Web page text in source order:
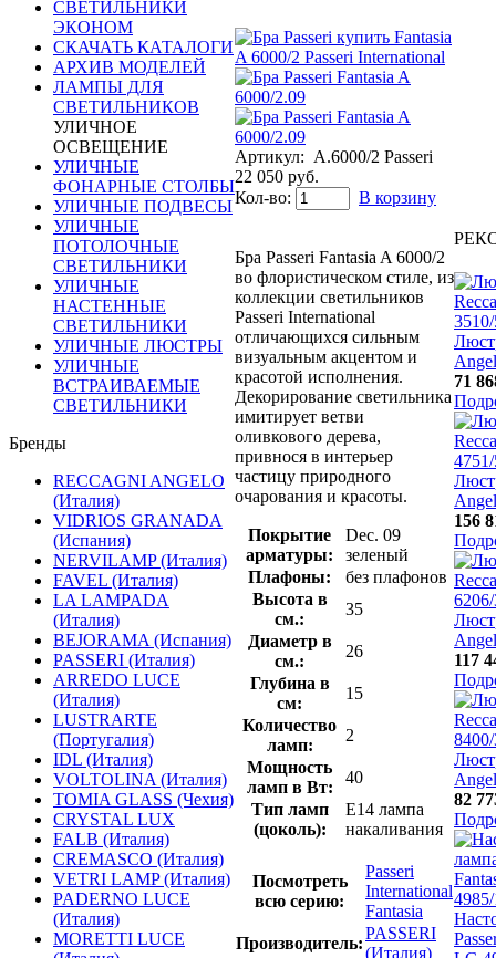
СВЕТИЛЬНИКИ
ЭКОНОМ
СКАЧАТЬ КАТАЛОГИ
АРХИВ МОДЕЛЕЙ
ЛАМПЫ ДЛЯ
СВЕТИЛЬНИКОВ
УЛИЧНОЕ
ОСВЕЩЕНИЕ
УЛИЧНЫЕ
ФОНАРНЫЕ СТОЛБЫ
УЛИЧНЫЕ ПОДВЕСЫ
УЛИЧНЫЕ
ПОТОЛОЧНЫЕ
СВЕТИЛЬНИКИ
УЛИЧНЫЕ
НАСТЕННЫЕ
СВЕТИЛЬНИКИ
УЛИЧНЫЕ ЛЮСТРЫ
УЛИЧНЫЕ
ВСТРАИВАЕМЫЕ
СВЕТИЛЬНИКИ
Бренды
RECCAGNI ANGELO
(Италия)
VIDRIOS GRANADA
(Испания)
NERVILAMP (Италия)
FAVEL (Италия)
LA LAMPADA
(Италия)
BEJORAMA (Испания)
PASSERI (Италия)
ARREDO LUCE
(Италия)
LUSTRARTE
(Португалия)
IDL (Италия)
VOLTOLINA (Италия)
TOMIA GLASS (Чехия)
CRYSTAL LUX
FALB (Италия)
CREMASCO (Италия)
VETRI LAMP (Италия)
PADERNO LUCE
(Италия)
MORETTI LUCE
Артикул: A.6000/2 Passeri
22 050 руб.
Кол-во:
В корзину
Бра Passeri Fantasia A 6000/2
во флористическом стиле, из
коллекции светильников
Passeri International
отличающихся сильным
визуальным акцентом и
красотой исполнения.
Декорирование светильника
имитирует ветви
оливкового дерева,
привнося в интерьер
частицу природного
очарования и красоты.
Покрытие
арматуры:
Dec. 09
зеленый
Плафоны:
без плафонов
Высота в
см.:
35
Диаметр в
см.:
26
Глубина в
см:
15
Количество
ламп:
2
Мощность
ламп в Вт:
40
Тип ламп
(цоколь):
E14 лампа
накаливания
Посмотреть
всю серию:
Passeri
International
Fantasia
Производитель:
PASSERI
(Италия)
71
156
117
82